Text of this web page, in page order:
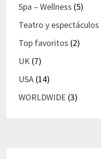
Spa – Wellness (5)
Teatro y espectáculos
Top favoritos (2)
UK(7)
USA(14)
WORLDWIDE (3)